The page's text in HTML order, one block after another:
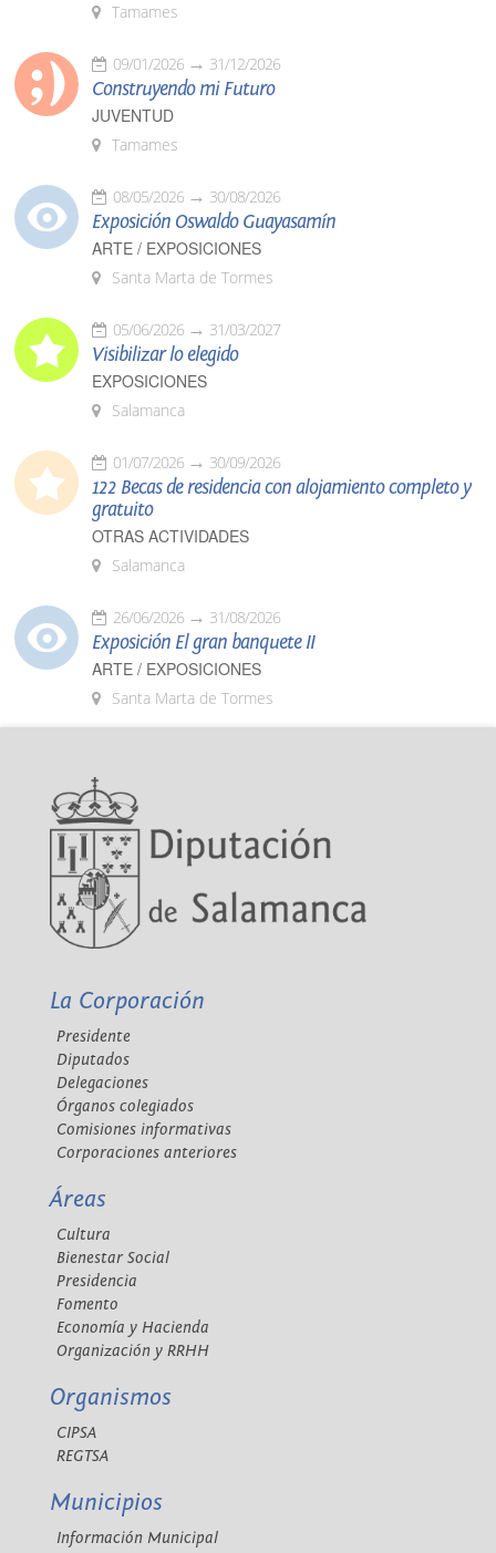
Tamames
09/01/2026 31/12/2026
Construyendo mi Futuro
JUVENTUD
Tamames
08/05/2026 30/08/2026
Exposición Oswaldo Guayasamín
ARTE / EXPOSICIONES
Santa Marta de Tormes
05/06/2026 31/03/2027
Visibilizar lo elegido
EXPOSICIONES
Salamanca
01/07/2026 30/09/2026
122 Becas de residencia con alojamiento completo y
gratuito
OTRAS ACTIVIDADES
Salamanca
26/06/2026 31/08/2026
Exposición El gran banquete II
ARTE / EXPOSICIONES
Santa Marta de Tormes
La Corporación
Presidente
Diputados
Delegaciones
Órganos colegiados
Comisiones informativas
Corporaciones anteriores
Áreas
Cultura
Bienestar Social
Presidencia
Fomento
Economía y Hacienda
Organización y RRHH
Organismos
CIPSA
REGTSA
Municipios
Información Municipal